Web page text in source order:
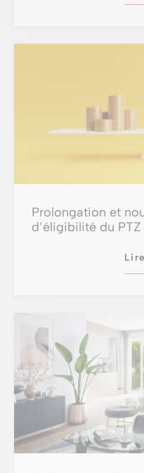
Prolongation et
d’éligibilité du